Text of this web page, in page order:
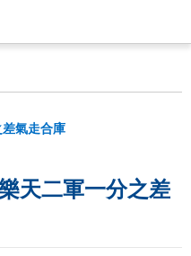
氣走合庫
天二軍一分之差